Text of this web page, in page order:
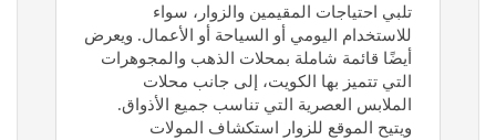
تلبي احتياجات المقيمين والزوار، سواء
للاستخدام اليومي أو السياحة أو الأعمال. ويعرض
أيضًا قائمة شاملة بمحلات الذهب والمجوهرات
التي تتميز بها الكويت، إلى جانب محلات
الملابس العصرية التي تناسب جميع الأذواق.
ويتيح الموقع للزوار استكشاف المولات